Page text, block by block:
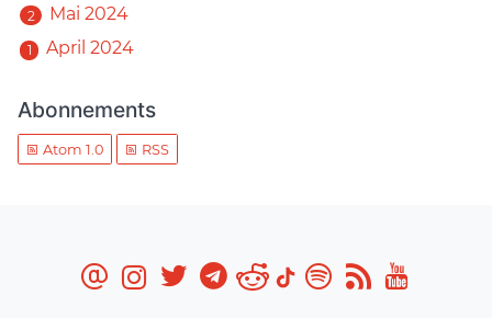
2 Mai 2024
1 April 2024
Abonnements
Atom 1.0 RSS